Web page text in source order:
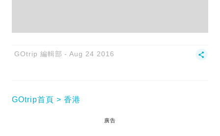
GOtrip 編輯部 Aug 24 2016
GOtrip首頁 香港
廣告